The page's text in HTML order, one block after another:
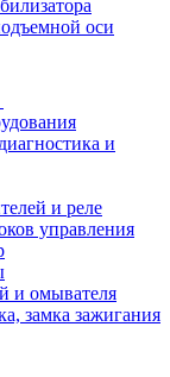
оси
и
и реле
управления
и омывателя
замка зажигания